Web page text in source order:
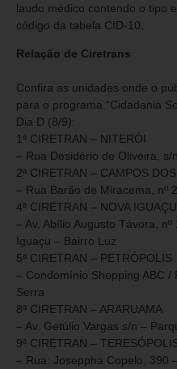
laudo médico contendo o tipo
código da tabela CID-10.
Relação de Ciretrans
Confira as unidades onde o
para o programa “Cidadania
Dia D (8/9):
1ª CIRETRAN – NITERÓI
– Rua Desidério de Oliveira, s/
2ª CIRETRAN – CAMPOS
– Rua Barão de Miracema, nº
4ª CIRETRAN – NOVA IGUAÇU
– Av. Abílio Augusto Távora,
Iguaçu – Bairro Luz
5ª CIRETRAN – PETRÓPOLIS
– Condomínio Shopping ABC /
Serra
8ª CIRETRAN – ARARUAMA
– Av. Getúlio Vargas s/n –
9ª CIRETRAN –
– Rua: Joseppha Copelo, 390